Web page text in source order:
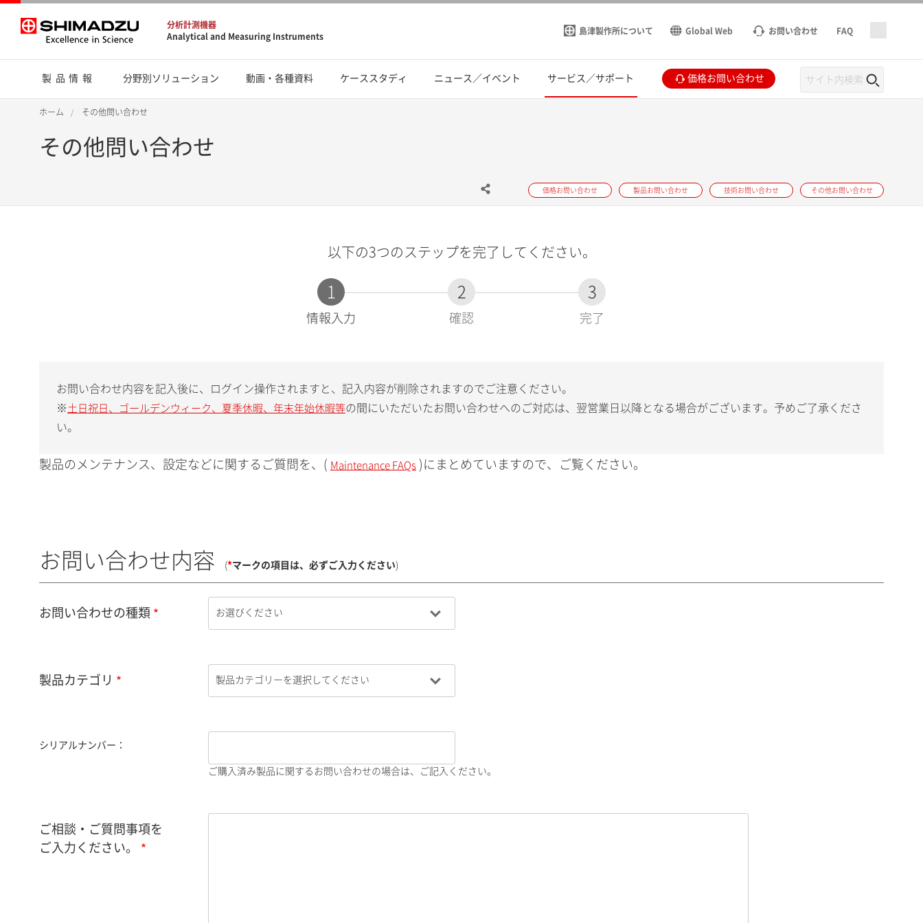
分析計測機器
Analytical and Measuring Instruments
島津製作所について Global Web お問い合わせ FAQ
製品情報 分野別ソリューション 動画・各種資料 ケーススタディ ニュース／イベント サービス／サポート 価格お問い合わせ
ホーム その他問い合わせ
その他問い合わせ
価格お問い合わせ 製品お問い合わせ 技術お問い合わせ その他お問い合わせ
以下の3つのステップを完了してください。
1
現
情報入力
2
確認
3
完了
お問い合わせ内容を記入後に、ログイン操作されますと、記入内容が削除されますのでご注意ください。
※ 土日祝日、ゴールデンウィーク、夏季休暇、年末年始休暇等の間にいただいたお問い合わせへのご対応は、翌営業日以降となる場合がございます。予めご了承くださ
い。
製品のメンテナンス、設定などに関するご質問を、( Maintenance FAQs )にまとめていますので、ご覧ください。
お問い合わせ内容 (*マークの項目は、必ずご入力ください)
お問い合わせの種類
製品カテゴリ
シリアルナンバー：
ご購入済み製品に関するお問い合わせの場合は、ご記入ください。
ご相談・ご質問事項を
ご入力ください。